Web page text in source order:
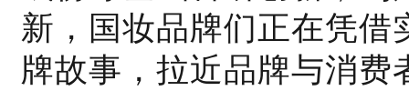
新，国妆品牌们正在凭
牌故事，拉近品牌与消费